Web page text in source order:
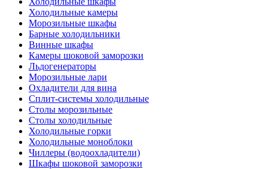
Холодильные камеры
Морозильные шкафы
Барные холодильники
Винные шкафы
Камеры шоковой заморозки
Льдогенераторы
Морозильные лари
Охладители для вина
Сплит-системы холодильные
Столы морозильные
Столы холодильные
Холодильные горки
Холодильные моноблоки
Чиллеры (водоохладители)
Шкафы шоковой заморозки